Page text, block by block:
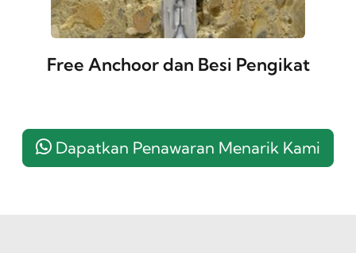
Free Anchoor dan Besi Pengikat
Dapatkan Penawaran Menarik Kami